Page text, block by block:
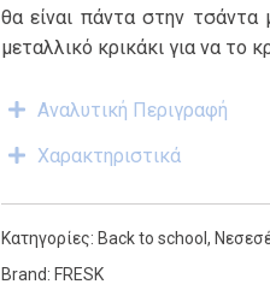
θα είναι πάντα στην τσάντα
μεταλλικό κρικάκι για να το
Αναλυτική Περιγραφή
Χαρακτηριστικά
Κατηγορίες: Back to school,
Brand: FRESK